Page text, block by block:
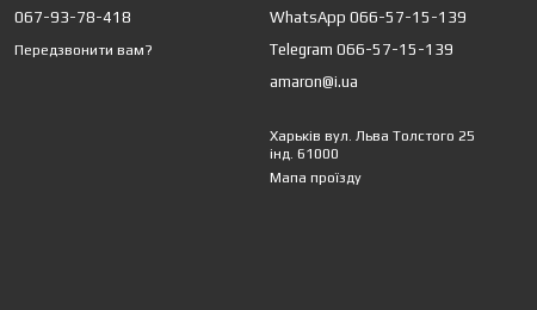
067-93-78-418
Передзвонити вам?
WhatsApp 066-57-15-139
Telegram 066-57-15-139
amaron@i.ua
Харьків вул. Льва Толстого 25
інд. 61000
Мапа проїзду